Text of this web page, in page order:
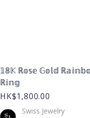
𝟙𝟠𝕂 ℝ𝕠𝕤𝕖 𝔾𝕠𝕝𝕕
ℝ𝕚𝕟𝕘
HK$1,800.00
Swiss Jewelry